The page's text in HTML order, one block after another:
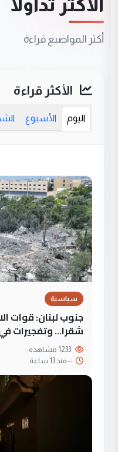
الأكثر تداولاً
أكثر المواضيع قراءة
الأكثر قراءة
اليوم الأسبوع
سياسية
جنوب لبنان: قوات
شقرا… وتفجيرات
--منذ 13 ساعة